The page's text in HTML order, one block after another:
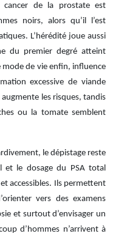
cancer de la prostate est
noirs, alors qu’il l’est
L’hérédité joue aussi
du premier degré atteint
de vie enfin, influence
excessive de viande
les risques, tandis
ou la tomate semblent
le dépistage reste
et le dosage du PSA total
accessibles. Ils permettent
vers des examens
et surtout d’envisager un
d’hommes n’arrivent à